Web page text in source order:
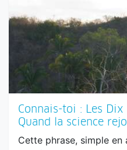
Connais-toi : Les Dix
Quand la science
mystère profond, celui
désigne pas un idéal de
à profiter du moment,